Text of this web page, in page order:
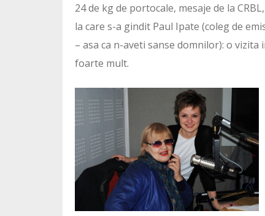
24 de kg de portocale, mesaje de la
la care s-a gindit Paul Ipate (coleg de
– asa ca n-aveti sanse domnilor): o
foarte mult.